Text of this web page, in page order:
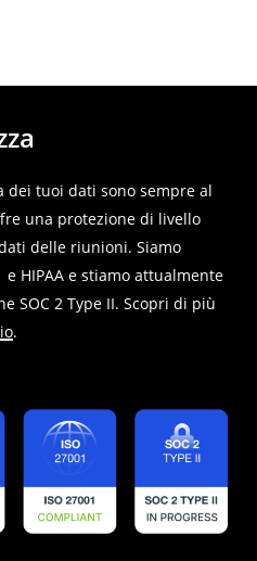
dei tuoi dati sono sempre al
una protezione di livello
delle riunioni. Siamo
e HIPAA e stiamo attualmente
SOC 2 Type II. Scopri di più
.